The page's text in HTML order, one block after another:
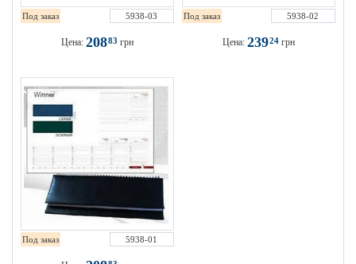
Под заказ 5938-03
Цена: 20883 грн
Под заказ 5938-02
Цена: 23924 грн
Под заказ 5938-01